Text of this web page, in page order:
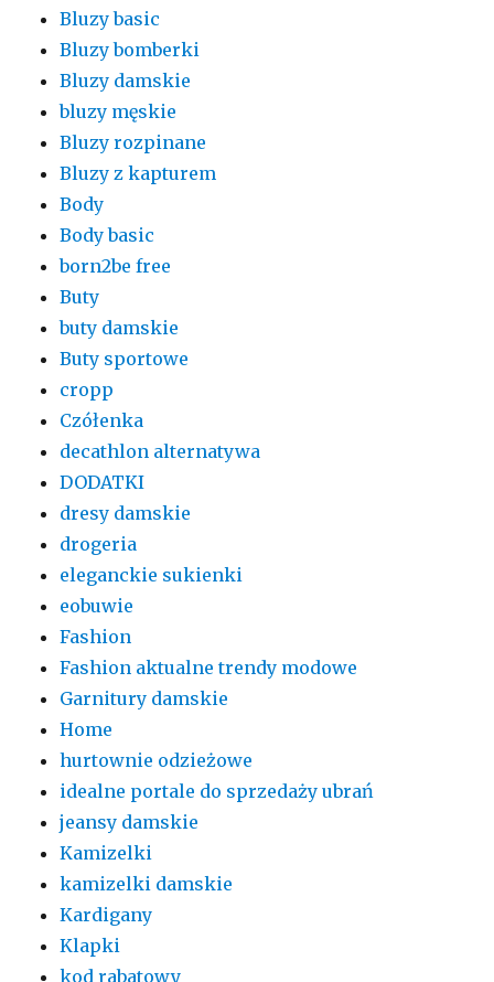
Bluzy basic
Bluzy bomberki
Bluzy damskie
bluzy męskie
Bluzy rozpinane
Bluzy z kapturem
Body
Body basic
born2be free
Buty
buty damskie
Buty sportowe
cropp
Czółenka
decathlon alternatywa
DODATKI
dresy damskie
drogeria
eleganckie sukienki
eobuwie
Fashion
Fashion aktualne trendy modowe
Garnitury damskie
Home
hurtownie odzieżowe
idealne portale do sprzedaży ubrań
jeansy damskie
Kamizelki
kamizelki damskie
Kardigany
Klapki
kod rabatowy